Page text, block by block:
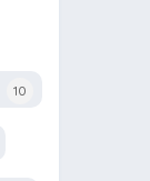
10